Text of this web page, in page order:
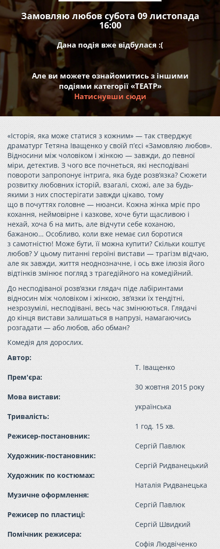
Замовляю любов субота 09 листопада
16:00
Дана подія вже відбулася :(
Але ви можете ознайомитись з іншими
подіями категорії «ТЕАТР»
Натиснувши сюди
«Історія, яка може статися з кожним» — так стверджує
драматург Тетяна Іващенко у своїй п’єсі «Замовляю любов».
Відносини між чоловіком і жінкою — завжди, до певної
міри, детектив. З чого все почнеться, які несподівані
повороти запропонує інтрига, яка буде розв’язка? Сюжети
розвитку любовних історій, взагалі, схожі, але за будь-
якими з них спостерігати завжди цікаво, тому
що в почуттях головне — нюанси. Кожна жінка мріє про
кохання, неймовірне і казкове, хоче бути щасливою і
нехай, хоча б на мить, але відчути себе коханою,
бажаною… Особливо, коли вже немає сил боротися
з самотністю! Може бути, її можна купити? Скільки коштує
любов? У цьому питанні героїні вистави — трагізм відчаю,
але як завжди, життя неоднозначне, і ось вже ілюзія його
відтінків змінює погляд з трагедійного на комедійний.
До несподіваної розв’язки глядач піде лабіринтами
відносин між чоловіком і жінкою, зв’язки їх тендітні,
незрозумілі, несподівані, весь час змінюються. Глядачі
до кінця вистави залишаться в напрузі, намагаючись
розгадати — або любов, або обман?
Комедія для дорослих.
Автор:
Т. Іващенко
Прем'єра:
30 жовтня 2015 року
Мова вистави:
українська
Тривалість:
1 год. 15 хв.
Режисер-постановник:
Сергій Павлюк
Художник-постановник:
Сергій Ридванецький
Художник по костюмах:
Наталія Ридванецька
Музичне оформлення:
Сергій Павлюк
Режисер по пластиці:
Сергій Швидкий
Помічник режисера:
Софія Людвіченко